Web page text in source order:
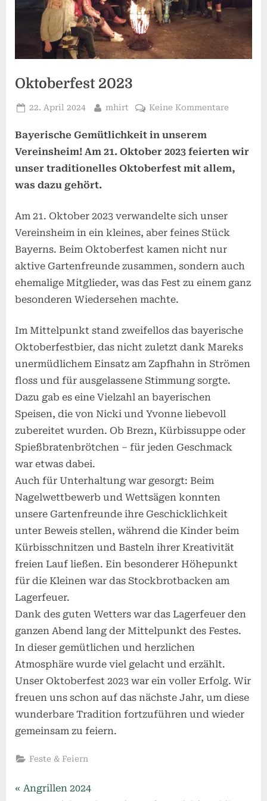
Oktoberfest 2023
Posted
22. April 2024 By
mhirt Keine Kommentarezu
Bayerische Gemütlichkeit in unserem
Vereinsheim! Am 21. Oktober 2023 feierten wir
unser traditionelles Oktoberfest mit allem,
was dazu gehört.
Am 21. Oktober 2023 verwandelte sich unser
Vereinsheim in ein kleines, aber feines Stück
Bayerns. Beim Oktoberfest kamen nicht nur
aktive Gartenfreunde zusammen, sondern auch
ehemalige Mitglieder, was das Fest zu einem ganz
besonderen Wiedersehen machte.
Im Mittelpunkt stand zweifellos das bayerische
Oktoberfestbier, das nicht zuletzt dank Mareks
unermüdlichem Einsatz am Zapfhahn in Strömen
floss und für ausgelassene Stimmung sorgte.
Dazu gab es eine Vielzahl an bayerischen
Speisen, die von Nicki und Yvonne liebevoll
zubereitet wurden. Ob Brezn, Kürbissuppe oder
Spießbratenbrötchen – für jeden Geschmack
war etwas dabei.
Auch für Unterhaltung war gesorgt: Beim
Nagelwettbewerb und Wettsägen konnten
unsere Gartenfreunde ihre Geschicklichkeit
unter Beweis stellen, während die Kinder beim
Kürbisschnitzen und Basteln ihrer Kreativität
freien Lauf ließen. Ein besonderer Höhepunkt
für die Kleinen war das Stockbrotbacken am
Lagerfeuer.
Dank des guten Wetters war das Lagerfeuer den
ganzen Abend lang der Mittelpunkt des Festes.
In dieser gemütlichen und herzlichen
Atmosphäre wurde viel gelacht und erzählt.
Unser Oktoberfest 2023 war ein voller Erfolg. Wir
freuen uns schon auf das nächste Jahr, um diese
wunderbare Tradition fortzuführen und wieder
gemeinsam zu feiern.
Feste & Feiern
Beitragsnavigation
P
Angrillen 2024